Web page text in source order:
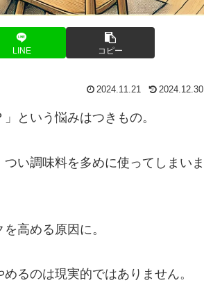
LINE コピー
2024.11.21 2024.12.30
という悩みはつきもの。
い調味料を多めに使ってしまいま
高める原因に。
るのは現実的ではありません。